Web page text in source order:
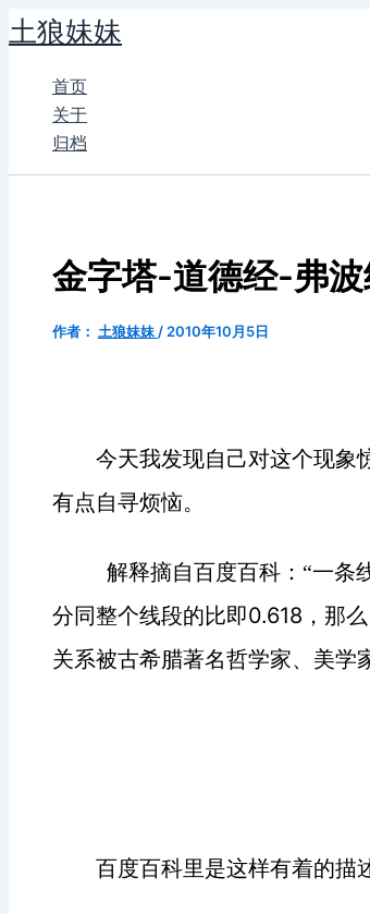
跳
至
土狼妹妹
首页
关于
归档
金字塔-道德经-弗
作者： 土狼妹妹 / 2010年10月5日
今天我发现自己对这个现象
有点自寻烦恼。
解释摘自百度百科：“一条
分同整个线段的比即0.618 ，那
关系被古希腊著名哲学家、美学
百度百科里是这样有着的描